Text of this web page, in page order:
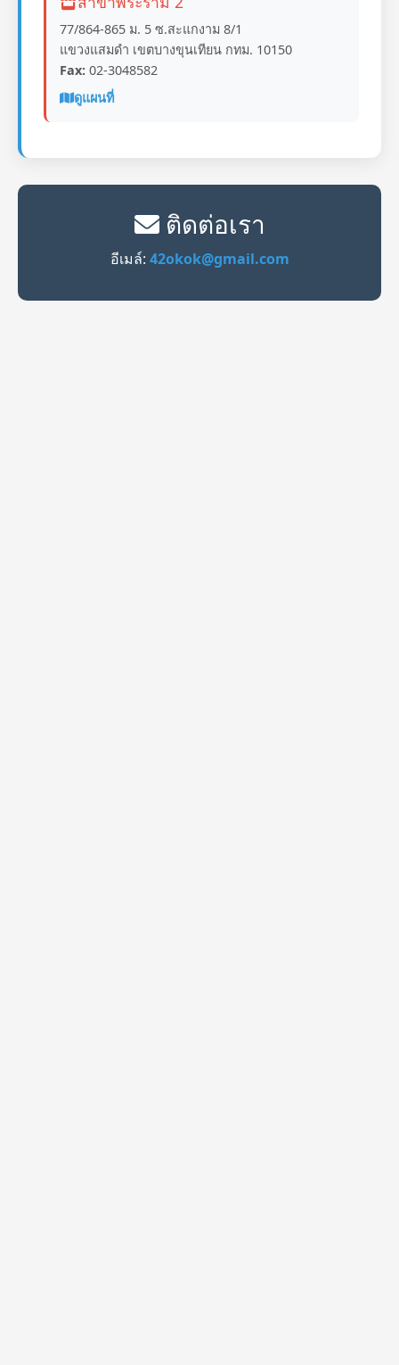
77/864-865 ม. 5 ซ.สะแกงาม 8/1
แขวงแสมดำ เขตบางขุนเทียน กทม. 10150
Fax: 02-3048582
ดูแผนที่
ติดต่อเรา
อีเมล์: 42okok@gmail.com